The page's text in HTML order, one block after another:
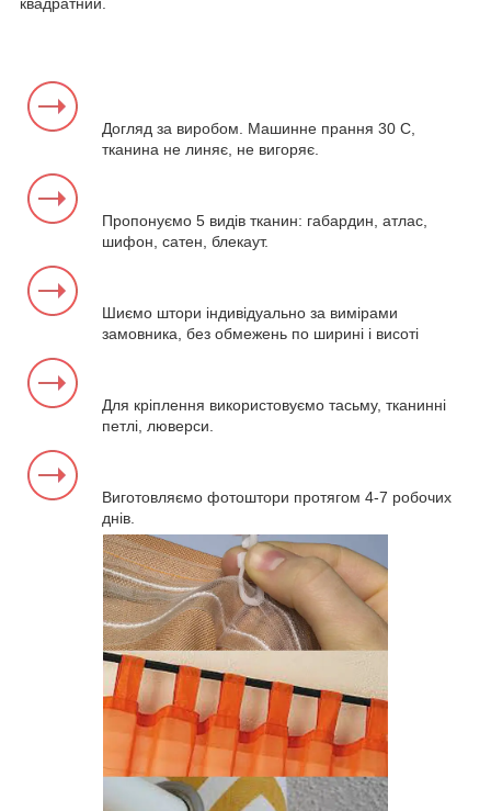
квадратний.
Догляд за виробом. Машинне прання 30 С,
тканина не линяє, не вигоряє.
Пропонуємо 5 видів тканин: габардин, атлас,
шифон, сатен, блекаут.
Шиємо штори індивідуально за вимірами
замовника, без обмежень по ширині і висоті
Для кріплення використовуємо тасьму, тканинні
петлі, люверси.
Виготовляємо фотоштори протягом 4-7 робочих
днів.